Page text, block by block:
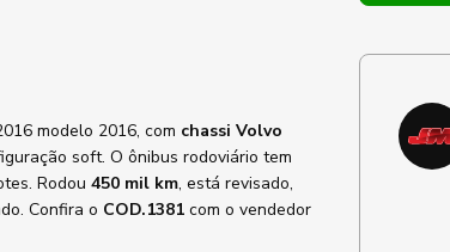
modelo 2016, com chassi Volvo
soft. O ônibus rodoviário tem
Rodou 450 mil km, está revisado,
Confira o COD.1381 com o vendedor